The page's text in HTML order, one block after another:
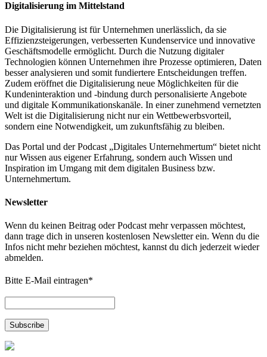
Digitalisierung im Mittelstand
Die Digitalisierung ist für Unternehmen unerlässlich, da sie
Effizienzsteigerungen, verbesserten Kundenservice und innovative
Geschäftsmodelle ermöglicht. Durch die Nutzung digitaler
Technologien können Unternehmen ihre Prozesse optimieren, Daten
besser analysieren und somit fundiertere Entscheidungen treffen.
Zudem eröffnet die Digitalisierung neue Möglichkeiten für die
Kundeninteraktion und -bindung durch personalisierte Angebote
und digitale Kommunikationskanäle. In einer zunehmend vernetzten
Welt ist die Digitalisierung nicht nur ein Wettbewerbsvorteil,
sondern eine Notwendigkeit, um zukunftsfähig zu bleiben.
Das Portal und der Podcast „Digitales Unternehmertum“ bietet nicht
nur Wissen aus eigener Erfahrung, sondern auch Wissen und
Inspiration im Umgang mit dem digitalen Business bzw.
Unternehmertum.
Newsletter
Wenn du keinen Beitrag oder Podcast mehr verpassen möchtest,
dann trage dich in unseren kostenlosen Newsletter ein. Wenn du die
Infos nicht mehr beziehen möchtest, kannst du dich jederzeit wieder
abmelden.
Bitte E-Mail eintragen*